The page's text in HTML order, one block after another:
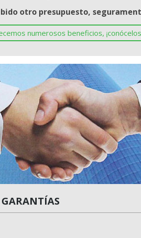
otro presupuesto,
numerosos beneficios,